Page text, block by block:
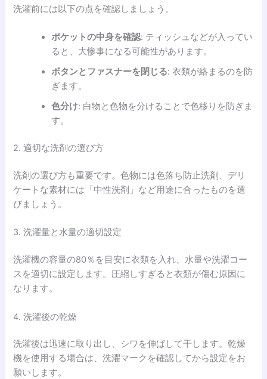
洗濯前には以下の点を確認しましょう。
ポケットの中身を確認: ティッシュなどが入ってい
ると、大惨事になる可能性があります。
ボタンとファスナーを閉じる: 衣類が絡まるのを防
ぎます。
色分け: 白物と色物を分けることで色移りを防ぎま
す。
2. 適切な洗剤の選び方
洗剤の選び方も重要です。色物には色落ち防止洗剤、デリ
ケートな素材には「中性洗剤」など用途に合ったものを選
びましょう。
3. 洗濯量と水量の適切設定
洗濯機の容量の80％を目安に衣類を入れ、水量や洗濯コー
スを適切に設定します。圧縮しすぎると衣類が傷む原因に
なります。
4. 洗濯後の乾燥
洗濯後は迅速に取り出し、シワを伸ばして干します。乾燥
機を使用する場合は、洗濯マークを確認してから設定をお
願いします。